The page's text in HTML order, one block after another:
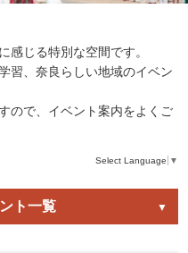
感じる特別な空間です。
習、奈良らしい地域のイベン
ので、イベント案内をよくご
Select Language ▼
ト一覧